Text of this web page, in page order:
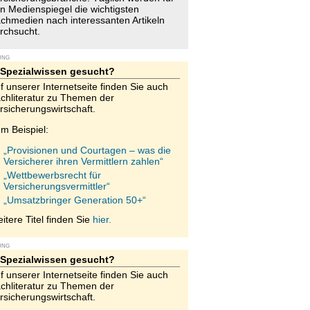
Medienspiegel die wichtigsten
nach interessanten Artikeln
Spezialwissen gesucht?
unserer Internetseite finden Sie auch
zu Themen der
Beispiel:
„Provisionen und Courtagen – was die
Versicherer ihren Vermittlern zahlen“
„Wettbewerbsrecht für
Versicherungsvermittler“
„Umsatzbringer Generation 50+“
Titel finden Sie hier.
Spezialwissen gesucht?
unserer Internetseite finden Sie auch
zu Themen der